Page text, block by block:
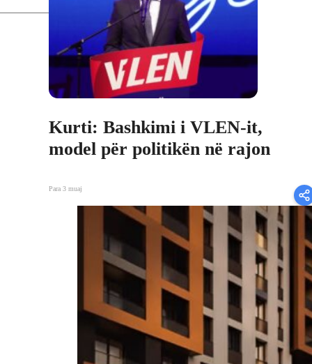
Kurti: Bashkimi i VLEN-it,
model për politikën në rajon
Para 3 muaj